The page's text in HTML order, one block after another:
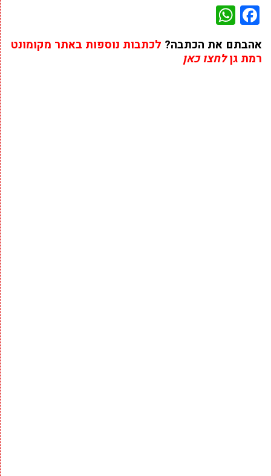
Facebook
אהבתם את הכתבה? לכתבות נוספות באתר מקומונט
רמת גןלחצו כאן